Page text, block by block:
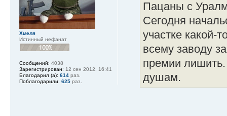
Пацаны с
Сегодня
участке какой-
всему заводу
премии лишить.
душам.
Хмеля
Истинный нефанат
Сообщений: 4038
Зарегистрирован: 12 сен 2012, 16:41
Благодарил (а): 614 раз.
Поблагодарили: 625 раз.